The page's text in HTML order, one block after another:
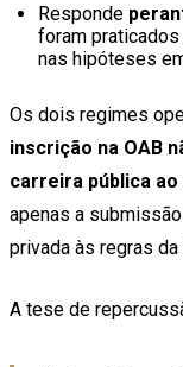
Responde
foram praticados
nas hipóteses
Os dois regimes
inscrição na OAB
carreira pública
apenas a
privada às regras da
A tese de